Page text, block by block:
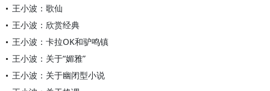
王小波：歌仙
王小波：欣赏经典
王小波：卡拉OK和驴鸣镇
王小波：关于“媚雅”
王小波：关于幽闭型小说